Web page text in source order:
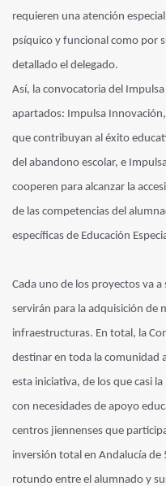
requieren una atención
psíquico y funcional como por
detallado el delegado.
Así, la convocatoria del
apartados: Impulsa
que contribuyan al éxito
del abandono escolar, e
cooperen para alcanzar la
de las competencias del
específicas de Educación
Cada uno de los proyectos va
servirán para la adquisición de
infraestructuras. En total, la
destinar en toda la comunidad
esta iniciativa, de los que casi
con necesidades de apoyo
centros jiennenses que
inversión total en Andalucía
rotundo entre el alumnado y